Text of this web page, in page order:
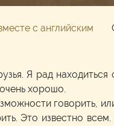
с английским
Я рад
хорошо.
говорить,
Это известно